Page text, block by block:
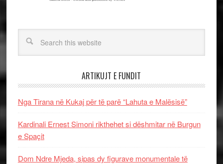
ARTIKUJT E FUNDIT
Nga Tirana në Kukaj për të parë “Lahuta e Malësisë”
Kardinali Ernest Simoni rikthehet si dëshmitar në Burgun
e Spaçit
Dom Ndre Mjeda, sipas dy figurave monumentale të